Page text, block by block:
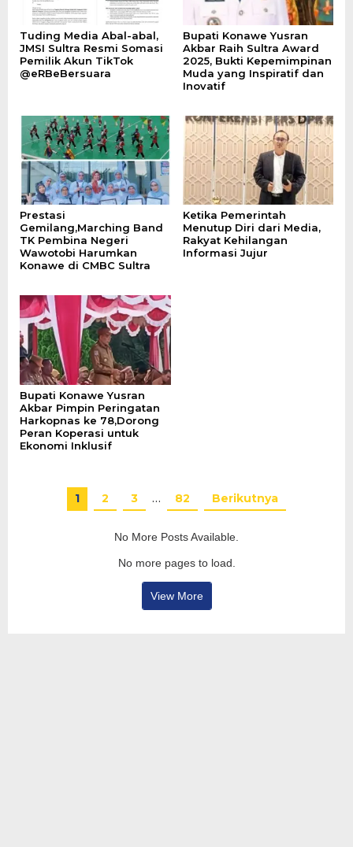
Tuding Media Abal-abal,
JMSI Sultra Resmi Somasi
Pemilik Akun TikTok
@eRBeBersuara
Bupati Konawe Yusran
Akbar Raih Sultra Award
2025, Bukti Kepemimpinan
Muda yang Inspiratif dan
Inovatif
Prestasi
Gemilang,Marching Band
TK Pembina Negeri
Wawotobi Harumkan
Konawe di CMBC Sultra
Ketika Pemerintah
Menutup Diri dari Media,
Rakyat Kehilangan
Informasi Jujur
Bupati Konawe Yusran
Akbar Pimpin Peringatan
Harkopnas ke 78,Dorong
Peran Koperasi untuk
Ekonomi Inklusif
1 2 3 … 82 Berikutnya
No More Posts Available.
No more pages to load.
View More